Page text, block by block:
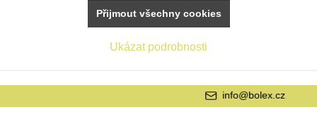
Ukázat podrobnosti
Přijmout všechny cookies